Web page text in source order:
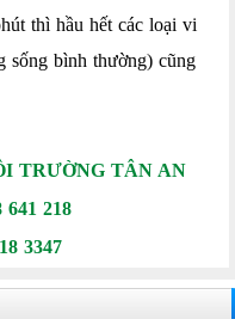
thì hầu hết các loại vi
sống bình thường) cũng
TRƯỜNG TÂN AN
641 218
3347